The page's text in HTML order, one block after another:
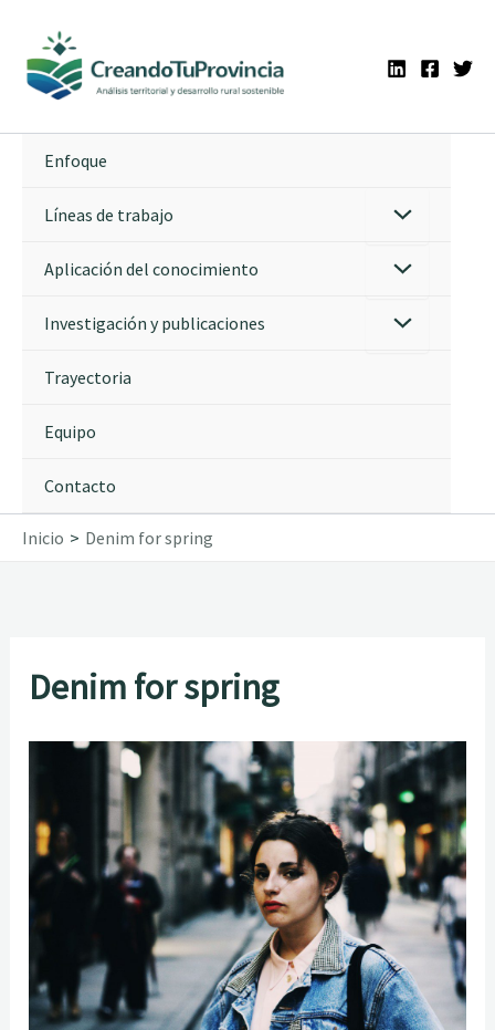
contenido
Enfoque
Líneas de trabajo
Aplicación del conocimiento
Investigación y publicaciones
Trayectoria
Equipo
Contacto
Inicio Denim for spring
Denim for spring